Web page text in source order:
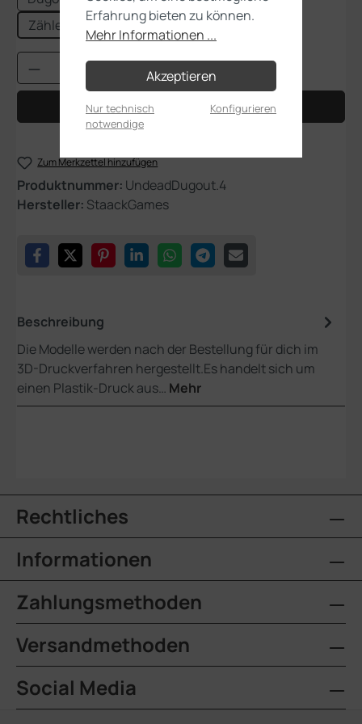
Zähler-Erweiterung
Produkt Anzahl: Gib den gewünschten
In den Warenkorb
Zum Merkzettel hinzufügen
Produktnummer: UndeadDugout.4
Hersteller: StaackGames
Beschreibung
Die Modelle werden nach der Bestellung für dich im
3D-Druckverfahren hergestellt.Es handelt sich um
einen Plastik-Druck aus… Mehr
Rechtliches
Informationen
Zahlungsmethoden
Versandmethoden
Social Media
Erfahrung bieten zu können.
Mehr Informationen ...
Akzeptieren
Nur technisch
notwendige
Konfigurieren